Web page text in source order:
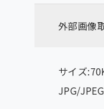
外部画像
サイズ
JPG/JPEG